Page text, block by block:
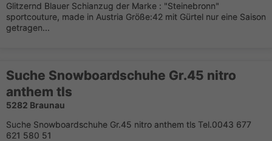
Glitzernd Blauer Schianzug der Marke : "Steinebronn"
sportcouture, made in Austria Größe:42 mit Gürtel nur eine Saison
getragen...
Suche Snowboardschuhe Gr.45 nitro
anthem tls
5282 Braunau
Suche Snowboardschuhe Gr.45 nitro anthem tls Tel.0043 677
621 580 51